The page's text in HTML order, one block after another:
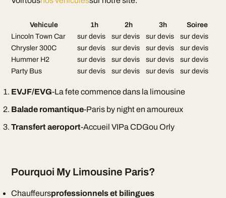
Vehicule 1h 2h 3h
Soiree
Lincoln Town Car
sur devis sur devis sur devis
sur devis
Chrysler 300C
sur devis sur devis sur devis
sur devis
Hummer H2
sur devis sur devis sur devis
sur devis
Party Bus
sur devis sur devis sur devis sur devis
EVJF/EVG-La fete commence dans la limousine
Balade romantique-Paris by night en amoureux
Transfert aeroport-Accueil VIPa CDGou Orly
Pourquoi My Limousine Paris?
Chauffeursprofessionnels et bilingues